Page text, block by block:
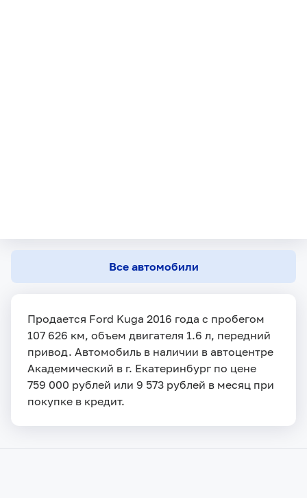
Все автомобили
Продается Ford Kuga 2016 года с пробегом
107 626 км, объем двигателя 1.6 л, передний
привод. Автомобиль в наличии в автоцентре
Академический в г. Екатеринбург по цене
759 000 рублей или 9 573 рублей в месяц при
покупке в кредит.